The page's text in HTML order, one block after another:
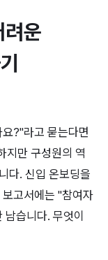
운
?"라고 묻는다면
지만 구성원의 역
다. 신입 온보딩을
고서에는 "참여자
남습니다. 무엇이